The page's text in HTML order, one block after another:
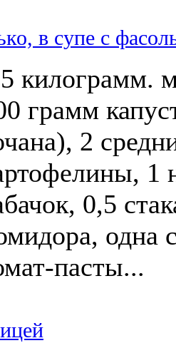
в супе с
килограмм.
грамм
2
1
0,5
одна
пасты...